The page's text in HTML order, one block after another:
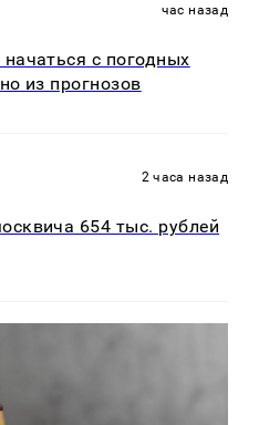
час назад
с погодных
из прогнозов
2 часа назад
654 тыс. рублей